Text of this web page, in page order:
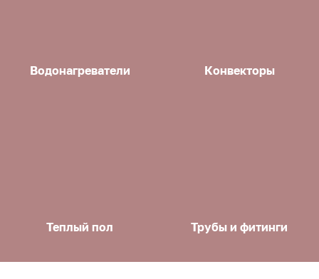
Водонагреватели Конвекторы
Теплый пол Трубы и фитинги